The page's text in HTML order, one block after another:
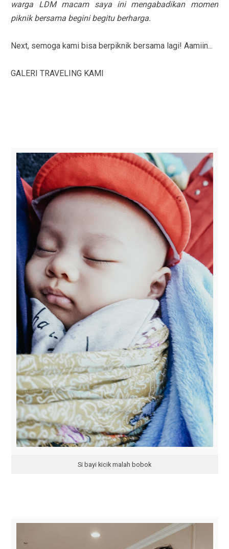
warga LDM macam saya ini mengabadikan momen
piknik bersama begini begitu berharga.
Next, semoga kami bisa berpiknik bersama lagi! Aamiin...
GALERI TRAVELING KAMI
Si bayi kicik malah bobok